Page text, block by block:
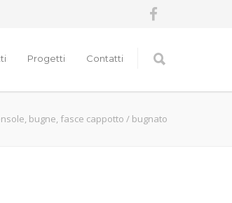
Progetti Contatti
bugne, fasce cappotto / bugnato